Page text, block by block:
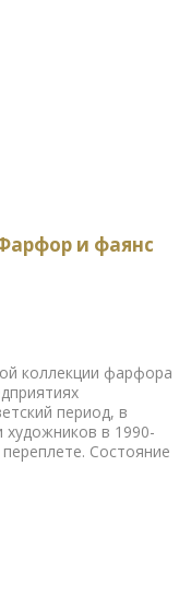
и фаянс
коллекции фарфора
период, в
художников в 1990-
Состояние